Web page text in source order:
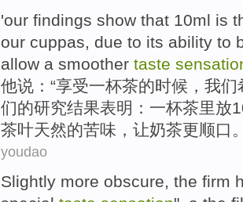
'our findings show that 10ml is
our cuppas, due to its ability to
allow a smoother taste
他说：“享受一杯茶的时候， 我们
们的研究结果表明 ：一杯茶里放
茶叶天然的苦味， 让奶茶更顺口
youdao
Slightly more obscure, the firm